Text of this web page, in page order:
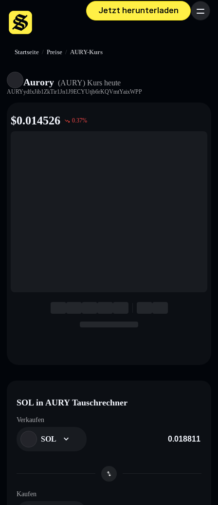
Jetzt herunterladen Menü
Startseite / Preise / AURY-Kurs
Aurory (AURY) Kurs heute
AURYydfxJib1ZkTir1Jn1J9ECYUtjb6rKQVmtYaixWPP
$0.014526 0.37%
SOL in AURY Tauschrechner
Verkaufen
SOL
Kaufen